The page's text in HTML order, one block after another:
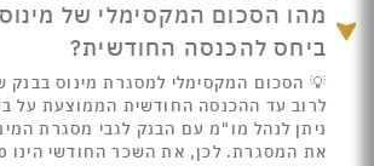
מהו הסכום המקסימלי של
ביחס להכנסה החודשית?
💡 הסכום המקסימלי למסגרת מינוס בבנק
לרוב עד ההכנסה החודשית הממוצעת על
ניתן לנהל מו"מ עם הבנק לגבי מסגרת